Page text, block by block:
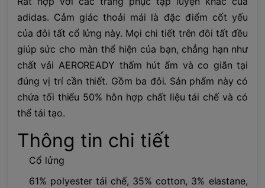
adidas. Cảm giác thoải mái là đặc điểm cốt yếu
của đôi tất cổ lửng này. Mọi chi tiết trên đôi tất đều
giúp sức cho màn thể hiện của bạn, chẳng hạn như
chất vải AEROREADY thấm hút ẩm và co giãn tại
đúng vị trí cần thiết. Gồm ba đôi. Sản phẩm này có
chứa tối thiểu 50% hỗn hợp chất liệu tái chế và có
thể tái tạo.
Thông tin chi tiết
Cổ lửng
61% polyester tái chế, 35% cotton, 3% elastane,